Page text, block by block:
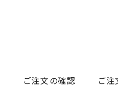
ご注文の確認 ご